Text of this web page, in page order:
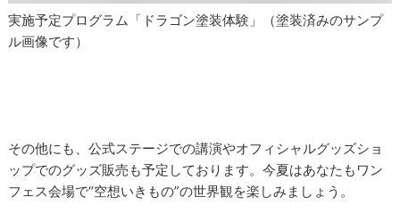
実施予定プログラム「ドラゴン塗装体験」（塗装済みのサンプ
ル画像です）
その他にも、公式ステージでの講演やオフィシャルグッズショ
ップでのグッズ販売も予定しております。今夏はあなたもワン
フェス会場で“空想いきもの”の世界観を楽しみましょう。